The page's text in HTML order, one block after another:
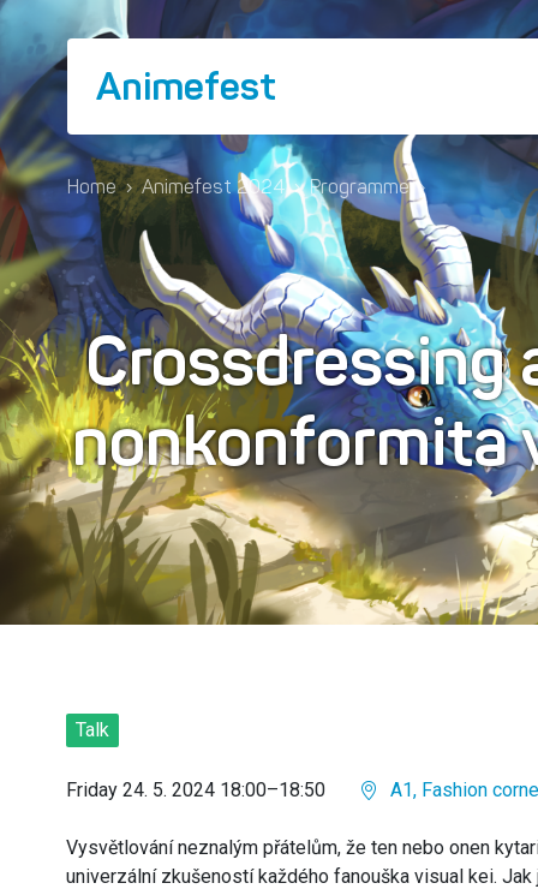
Animefest
Home › Animefest 2024 › Programme ›
Crossdressing
nonkonformita
Talk
Friday 24. 5. 2024 18:00–18:50 A1, Fashion
Vysvětlování neznalým přátelům, že ten nebo onen
univerzální zkušeností každého fanouška visual kei.